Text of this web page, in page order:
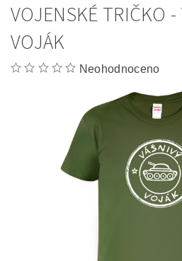
VOJENSKÉ TRIČKO -
VOJÁK
Neohodnoceno